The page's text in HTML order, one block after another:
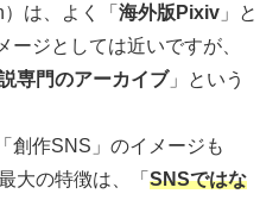
は、よく「 海外版Pixiv 」と
ジとしては近いですが、
専門のアーカイブ」という
創作SNS」のイメージも
大の特徴は、「 SNSではな